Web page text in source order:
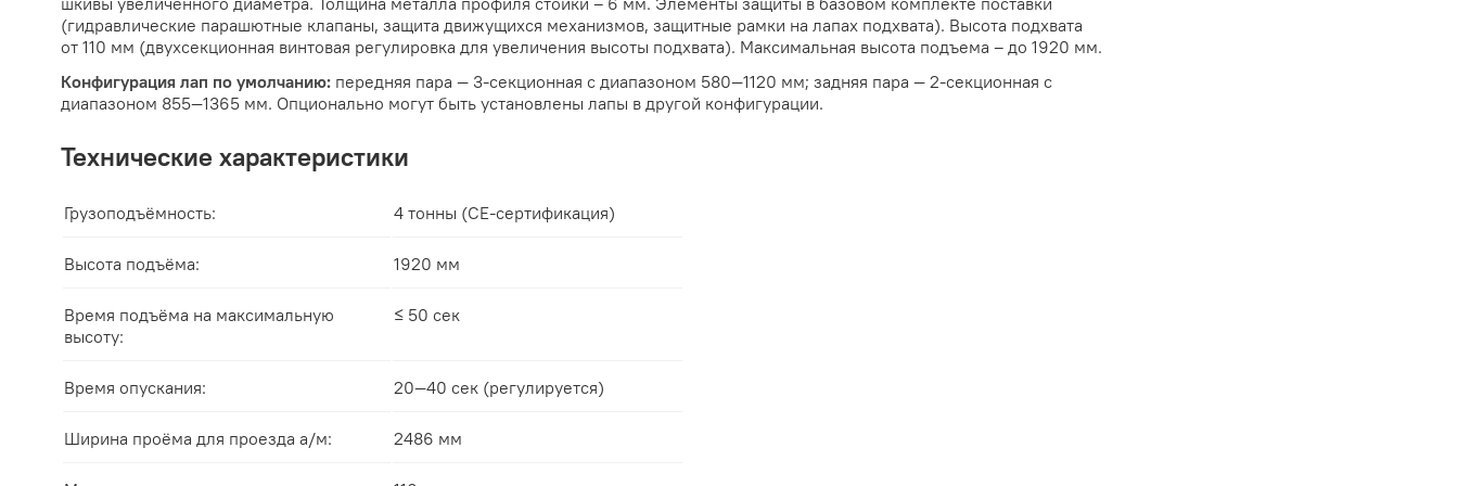
(гидравлические парашютные клапаны, защита движущихся механизмов, защитные рамки на лапах подхвата). Высота подхвата
от 110 мм (двухсекционная винтовая регулировка для увеличения высоты подхвата). Максимальная высота подъема – до 1920 мм.
Конфигурация лап по умолчанию: передняя пара — 3-секционная с диапазоном 580—1120 мм; задняя пара — 2-секционная с
диапазоном 855—1365 мм. Опционально могут быть установлены лапы в другой конфигурации.
Технические характеристики
Грузоподъёмность: 4 тонны (CE-сертификация)
Высота подъёма: 1920 мм
Время подъёма на максимальную
высоту:
≤ 50 сек
Время опускания: 20—40 сек (регулируется)
Ширина проёма для проезда а/м: 2486 мм